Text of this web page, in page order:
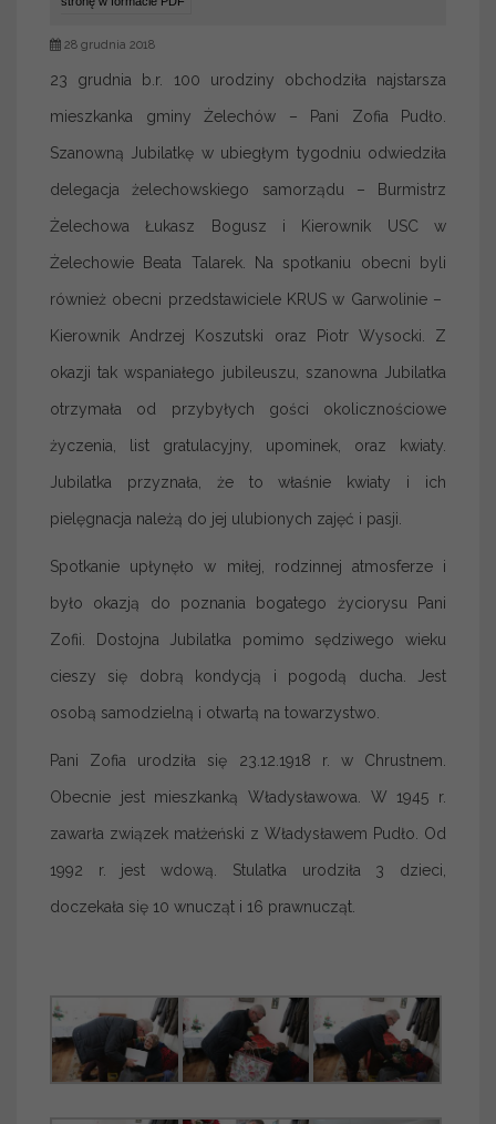
28 grudnia 2018
23 grudnia b.r. 100 urodziny obchodziła najstarsza
mieszkanka gminy Żelechów – Pani Zofia Pudło.
Szanowną Jubilatkę w ubiegłym tygodniu odwiedziła
delegacja żelechowskiego samorządu – Burmistrz
Żelechowa Łukasz Bogusz i Kierownik USC w
Żelechowie Beata Talarek. Na spotkaniu obecni byli
również obecni przedstawiciele KRUS w Garwolinie –
Kierownik Andrzej Koszutski oraz Piotr Wysocki. Z
okazji tak wspaniałego jubileuszu, szanowna Jubilatka
otrzymała od przybyłych gości okolicznościowe
życzenia, list gratulacyjny, upominek, oraz kwiaty.
Jubilatka przyznała, że to właśnie kwiaty i ich
pielęgnacja należą do jej ulubionych zajęć i pasji.
Spotkanie upłynęło w miłej, rodzinnej atmosferze i
było okazją do poznania bogatego życiorysu Pani
Zofii. Dostojna Jubilatka pomimo sędziwego wieku
cieszy się dobrą kondycją i pogodą ducha. Jest
osobą samodzielną i otwartą na towarzystwo.
Pani Zofia urodziła się 23.12.1918 r. w Chrustnem.
Obecnie jest mieszkanką Władysławowa. W 1945 r.
zawarła związek małżeński z Władysławem Pudło. Od
1992 r. jest wdową. Stulatka urodziła 3 dzieci,
doczekała się 10 wnucząt i 16 prawnucząt.